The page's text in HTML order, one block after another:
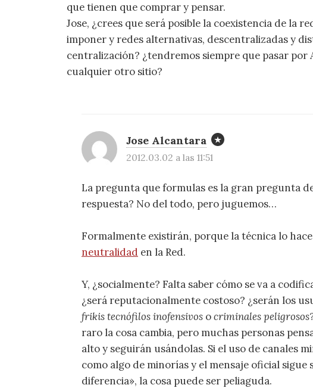
que tienen que comprar y pensar.
Jose, ¿crees que será posible la coexistencia de la
imponer y redes alternativas, descentralizadas y
centralización? ¿tendremos siempre que pasar por
cualquier otro sitio?
Jose Alcantara
2012.03.02 a las 11:51
La pregunta que formulas es la gran pregunta
respuesta? No del todo, pero juguemos…
Formalmente existirán, porque la técnica lo
neutralidad en la Red.
Y, ¿socialmente? Falta saber cómo se va a
¿será reputacionalmente costoso? ¿serán los
frikis tecnófilos inofensivos ocriminales peligrosos
raro la cosa cambia, pero muchas personas
alto y seguirán usándolas. Si el uso de canales
como algo de minorías y el mensaje oficial
diferencia», la cosa puede ser peliaguda.